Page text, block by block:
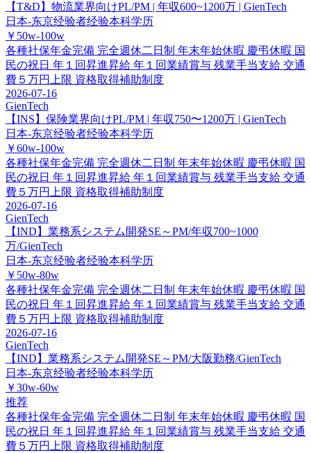
【T&D】物流業界向けPL/PM | 年収600~1200万 | GienTech
日本-东京经验者经验本科学历
￥50w-100w
各種社保年金完備 完全週休二日制 年末年始休暇 慶弔休暇 国
民の祝日 年１回昇進昇給 年１回業績賞与 残業手当支給 交通
費５万円上限 資格取得補助制度
2026-07-16
GienTech
【INS】保険業界向けPL/PM | 年収750〜1200万 | GienTech
日本-东京经验者经验本科学历
￥60w-100w
各種社保年金完備 完全週休二日制 年末年始休暇 慶弔休暇 国
民の祝日 年１回昇進昇給 年１回業績賞与 残業手当支給 交通
費５万円上限 資格取得補助制度
2026-07-16
GienTech
【IND】業務系システム開発SE～PM/年収700~1000
万/GienTech
日本-东京经验者经验本科学历
￥50w-80w
各種社保年金完備 完全週休二日制 年末年始休暇 慶弔休暇 国
民の祝日 年１回昇進昇給 年１回業績賞与 残業手当支給 交通
費５万円上限 資格取得補助制度
2026-07-16
GienTech
【IND】業務系システム開発SE～PM/大阪勤務/GienTech
日本-东京经验者经验本科学历
￥30w-60w
推荐
各種社保年金完備 完全週休二日制 年末年始休暇 慶弔休暇 国
民の祝日 年１回昇進昇給 年１回業績賞与 残業手当支給 交通
費５万円上限 資格取得補助制度